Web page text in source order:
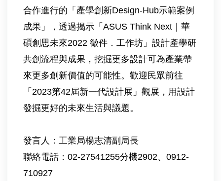
合作進行的「產學創新Design-Hub示範案例
成果」，透過揭示「ASUS Think Next｜華
碩創思未來2022 徵件．工作坊」設計產學研
共創流程與成果，挖掘更多設計可為產業帶
來更多創新價值的可能性。歡迎民眾前往
「2023第42屆新一代設計展」觀展，用設計
發掘更好的未來生活與議題。
發言人：工業局楊志清副局長
聯絡電話：02-27541255分機2902、0912-
710927